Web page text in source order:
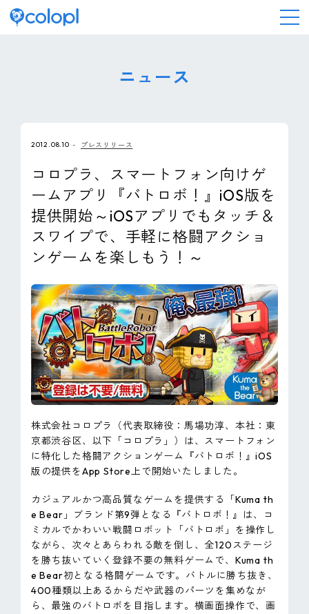
IR情報
採用情報
ピンマーク
EN
ニュース
2012.08.10 プレスリリース
コロプラ、スマートフォン向けゲ
ームアプリ『バトロボ！』iOS版を
提供開始～iOSアプリでもタッチ＆
スワイプで、手軽に格闘アクショ
ンゲームを楽しもう！～
株式会社コロプラ（代表取締役：馬場功淳、本社：東
京都渋谷区、以下「コロプラ」）は、スマートフォン
に特化した格闘アクションゲーム『バトロボ！』iOS
版の提供をApp Store上で開始いたしました。
カジュアルかつ高品質なゲームを提供する「Kuma th
e Bear」ブランド第9弾となる『バトロボ！』は、コ
ミカルでかわいい戦闘ロボット「バトロボ」を操作し
ながら、次々とあらわれる敵を倒し、全120ステージ
を勝ち抜いていく登録不要の無料ゲームで、Kuma th
e Bear初となる格闘ゲームです。バトルに勝ち抜き、
400種類以上あるからだや武器のパーツを集めなが
ら、最強のバトロボを目指します。横画面操作で、画